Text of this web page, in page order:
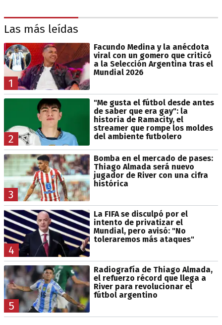
Las más leídas
1
Facundo Medina y la anécdota
viral con un gomero que criticó
a la Selección Argentina tras el
Mundial 2026
2
"Me gusta el fútbol desde antes
de saber que era gay": la
historia de Ramacity, el
streamer que rompe los moldes
del ambiente futbolero
3
Bomba en el mercado de pases:
Thiago Almada será nuevo
jugador de River con una cifra
histórica
4
La FIFA se disculpó por el
intento de privatizar el
Mundial, pero avisó: "No
toleraremos más ataques"
5
Radiografía de Thiago Almada,
el refuerzo récord que llega a
River para revolucionar el
fútbol argentino